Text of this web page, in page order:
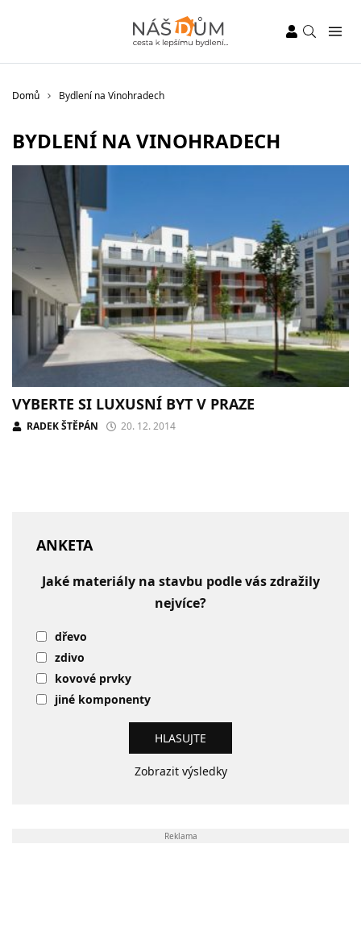
Domů Bydlení na Vinohradech
BYDLENÍ NA VINOHRADECH
VYBERTE SI LUXUSNÍ BYT V PRAZE
RADEK ŠTĚPÁN 20. 12. 2014
ANKETA
Jaké materiály na stavbu podle vás zdražily
nejvíce?
dřevo
zdivo
kovové prvky
jiné komponenty
Zobrazit výsledky
Reklama